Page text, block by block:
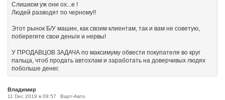
Слишком уж они ох...е !
Людей разводят по черному!!
Этот рынок Б/У машин, как своим клиентам, так и вам не советую,
поберегите свои деньги и нервы!
У ПРОДАВЦОВ ЗАДАЧА по максимуму обвести покупателя во круг
пальца, чтоб продать автохлам и заработать на доверчивых людях
побольше денег.
Владимир
11 Dec 2019 в 09:57 Варт-Авто